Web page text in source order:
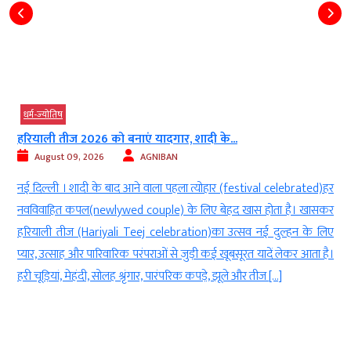
धर्म-ज्‍योतिष
हरियाली तीज 2026 को बनाएं यादगार, शादी के...
August 09, 2026 AGNIBAN
नई दिल्ली । शादी के बाद आने वाला पहला त्योहार (festival celebrated)हर
नवविवाहित कपल(newlywed couple) के लिए बेहद खास होता है। खासकर
हरियाली तीज (Hariyali Teej celebration)का उत्सव नई दुल्हन के लिए
प्यार, उत्साह और पारिवारिक परंपराओं से जुड़ी कई खूबसूरत यादें लेकर आता है।
हरी चूड़ियां, मेहंदी, सोलह श्रृंगार, पारंपरिक कपड़े, झूले और तीज […]